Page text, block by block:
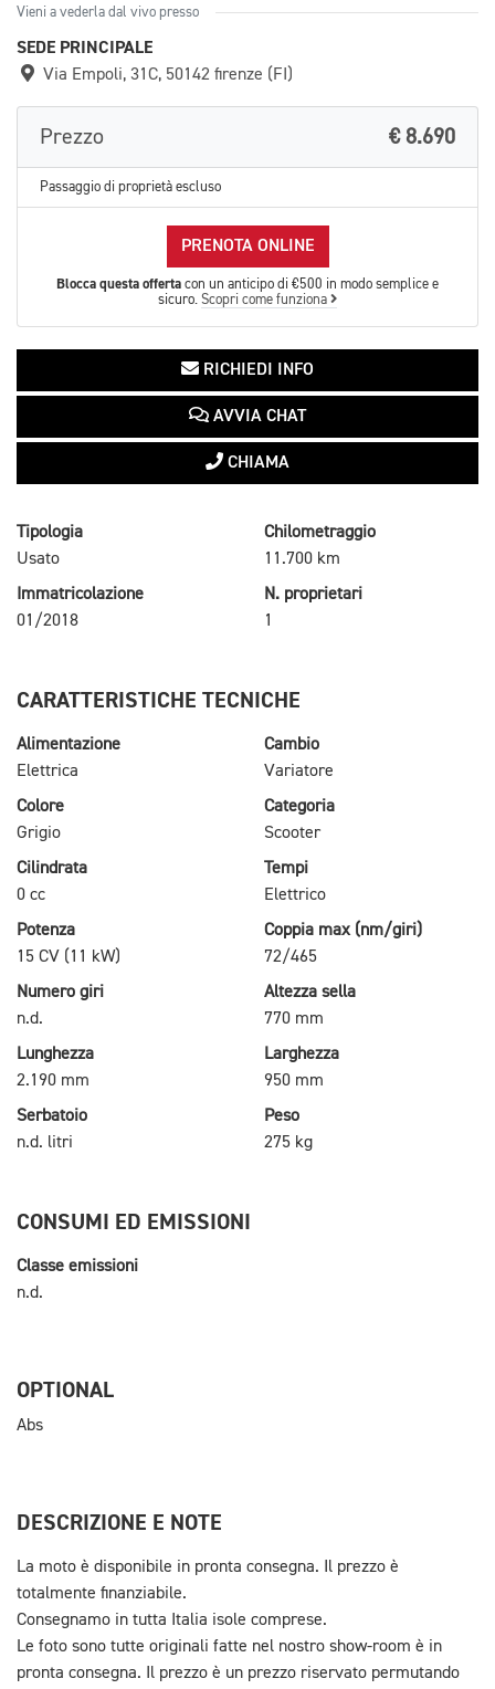
Vieni a vederla dal vivo presso
SEDE PRINCIPALE
Via Empoli, 31C, 50142 firenze (FI)
Prezzo € 8.690
Passaggio di proprietà escluso
PRENOTA ONLINE
Blocca questa offerta con un anticipo di €500 in modo semplice e
sicuro. Scopri come funziona
RICHIEDI INFO
AVVIA CHAT
CHIAMA
Tipologia
Usato
Chilometraggio
11.700 km
Immatricolazione
01/2018
N. proprietari
1
CARATTERISTICHE TECNICHE
Alimentazione
Elettrica
Cambio
Variatore
Colore
Grigio
Categoria
Scooter
Cilindrata
0 cc
Tempi
Elettrico
Potenza
15 CV (11 kW)
Coppia max (nm/giri)
72/465
Numero giri
n.d.
Altezza sella
770 mm
Lunghezza
2.190 mm
Larghezza
950 mm
Serbatoio
n.d. litri
Peso
275 kg
CONSUMI ED EMISSIONI
Classe emissioni
n.d.
OPTIONAL
Abs
DESCRIZIONE E NOTE
La moto è disponibile in pronta consegna. Il prezzo è
totalmente finanziabile.
Consegnamo in tutta Italia isole comprese.
Le foto sono tutte originali fatte nel nostro show-room è in
pronta consegna. Il prezzo è un prezzo riservato permutando